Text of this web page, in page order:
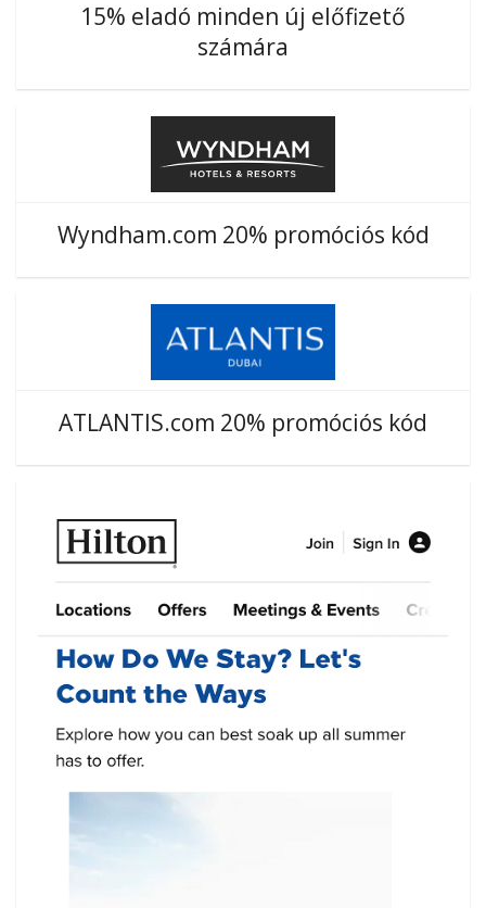
15% eladó minden új előfizető
számára
Wyndham.com 20% promóciós kód
ATLANTIS.com 20% promóciós kód